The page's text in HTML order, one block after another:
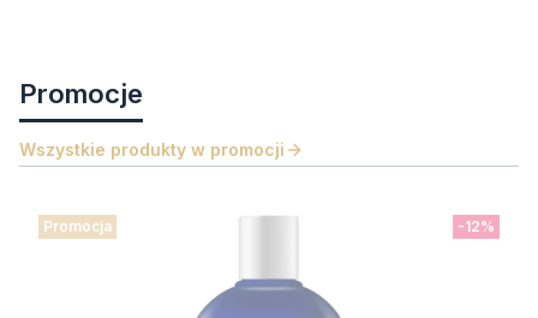
Promocje
Wszystkie produkty w promocji
-12%
Promocja